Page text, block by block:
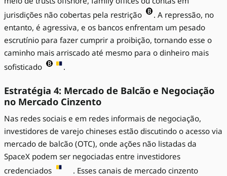
jurisdições não cobertas pela restrição
. A repressão, no
entanto, é agressiva, e os bancos enfrentam um pesado
escrutínio para fazer cumprir a proibição, tornando esse o
caminho mais arriscado até mesmo para o dinheiro mais
sofisticado
.
Estratégia 4: Mercado de Balcão e Negociação
no Mercado Cinzento
Nas redes sociais e em redes informais de negociação,
investidores de varejo chineses estão discutindo o acesso via
mercado de balcão (OTC), onde ações não listadas da
SpaceX podem ser negociadas entre investidores
credenciados
. Esses canais de mercado cinzento